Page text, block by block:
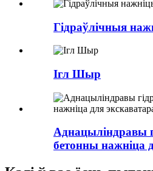
Гідраўлічныя
Ігл Шыр
Аднацыліндравы
бетонны нажніца